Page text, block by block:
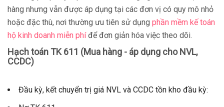
hàng nhưng vẫn được áp dụng tại các đơn vị có quy mô nhỏ
hoặc đặc thù, nơi thường ưu tiên sử dụng phần mềm kế toán
hộ kinh doanh miễn phíđể đơn giản hóa việc theo dõi.
Hạch toán TK 611 (Mua hàng - áp dụng cho NVL,
CCDC)
Đầu kỳ, kết chuyển trị giá NVL và CCDC tồn kho đầu kỳ: